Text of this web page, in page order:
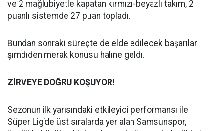
ve 2 mağlubiyetle kapatan kırmızı-beyazlı takım, 2
puanlı sistemde 27 puan topladı.
Bundan sonraki süreçte de elde edilecek başarılar
şimdiden merak konusu haline geldi.
ZİRVEYE DOĞRU KOŞUYOR!
Sezonun ilk yarısındaki etkileyici performansı ile
Süper Lig’de üst sıralarda yer alan Samsunspor,